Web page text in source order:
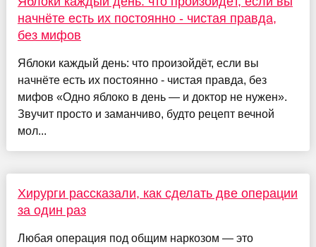
начнёте есть их постоянно - чистая правда,
без мифов
Яблоки каждый день: что произойдёт, если вы
начнёте есть их постоянно - чистая правда, без
мифов «Одно яблоко в день — и доктор не нужен».
Звучит просто и заманчиво, будто рецепт вечной
мол...
Хирурги рассказали, как сделать две операции
за один раз
Любая операция под общим наркозом — это